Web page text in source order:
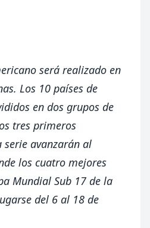
será realizado en
Los 10 países de
en dos grupos de
tres primeros
serie avanzarán al
los cuatro mejores
Mundial Sub 17 de la
del 6 al 18 de